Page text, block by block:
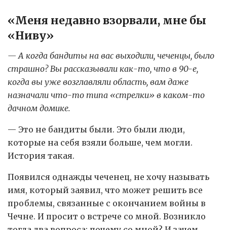
«Меня недавно взорвали, мне бы
«Ниву»
— А когда бандиты на вас выходили, чеченцы, было
страшно? Вы рассказывали как-то, что в 90-е,
когда вы уже возглавляли область, вам даже
назначали что-то типа «стрелки» в каком-то
дачном домике.
— Это не бандиты были. Это были люди,
которые на себя взяли больше, чем могли.
История такая.
Появился однажды чеченец, не хочу называть
имя, который заявил, что может решить все
проблемы, связанные с окончанием войны в
Чечне. И просит о встрече со мной. Возникло